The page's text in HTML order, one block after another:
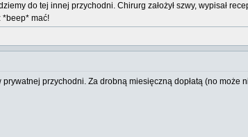
do tej innej przychodni. Chirurg założył szwy, wypisał
*beep* mać!
przychodni. Za drobną miesięczną dopłatą (no